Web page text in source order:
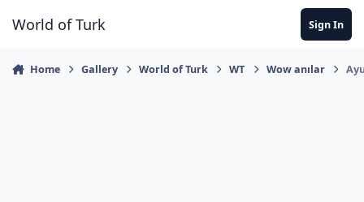
World of Turk Sign In
Home Gallery World of Turk WT Wow anılar